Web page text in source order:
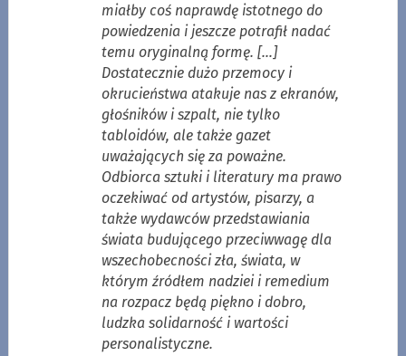
miałby coś naprawdę istotnego do
powiedzenia i jeszcze potrafił nadać
temu oryginalną formę. […]
Dostatecznie dużo przemocy i
okrucieństwa atakuje nas z ekranów,
głośników i szpalt, nie tylko
tabloidów, ale także gazet
uważających się za poważne.
Odbiorca sztuki i literatury ma prawo
oczekiwać od artystów, pisarzy, a
także wydawców przedstawiania
świata budującego przeciwwagę dla
wszechobecności zła, świata, w
którym źródłem nadziei i remedium
na rozpacz będą piękno i dobro,
ludzka solidarność i wartości
personalistyczne.